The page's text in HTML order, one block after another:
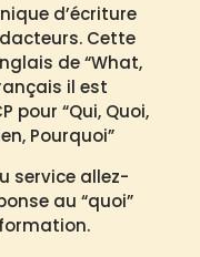
d’écriture
Cette
de “What,
il est
pour “Qui, Quoi,
Pourquoi”
service allez-
au “quoi”